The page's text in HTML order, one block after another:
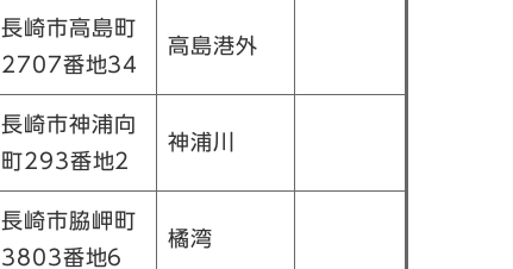
長崎市高島町
2707番地34
高島港外
長崎市神浦向
町293番地2
神浦川
長崎市脇岬町
3803番地6
橘湾